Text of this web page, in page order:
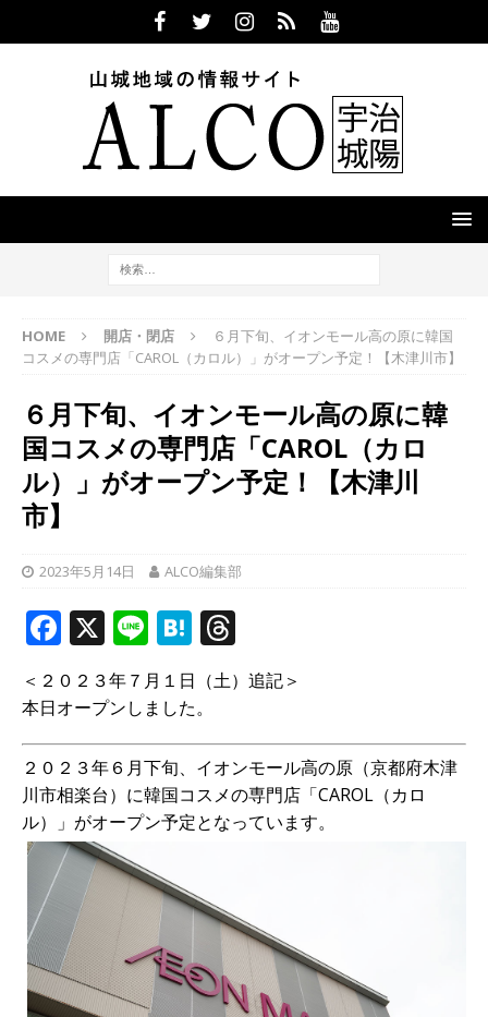
HOME 開店・閉店
６月下旬、イオンモール高の原に韓国
コスメの専門店「CAROL（カロル）」がオープン予定！【木津川市】
６月下旬、イオンモール高の原に韓
国コスメの専門店「CAROL（カロ
ル）」がオープン予定！【木津川
市】
2023年5月14日 ALCO編集部
F
a
c
e
b
o
o
k
X Li
n
e
H
at
e
n
a
h
r
e
a
d
s
＜２０２３年７月１日（土）追記＞
本日オープンしました。
２０２３年６月下旬、イオンモール高の原（京都府木津
川市相楽台）に韓国コスメの専門店「CAROL（カロ
ル）」がオープン予定となっています。